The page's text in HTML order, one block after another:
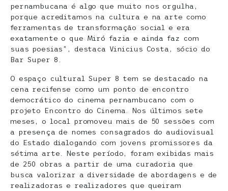
pernambucana é algo que muito nos orgulha,
porque acreditamos na cultura e na arte como
ferramentas de transformação social e era
exatamente o que Miró fazia e ainda faz com
suas poesias”, destaca Vinicius Costa, sócio do
Bar Super 8.
O espaço cultural Super 8 tem se destacado na
cena recifense como um ponto de encontro
democrático do cinema pernambucano com o
projeto Encontro do Cinema. Nos últimos sete
meses, o local promoveu mais de 50 sessões com
a presença de nomes consagrados do audiovisual
do Estado dialogando com jovens promissores da
sétima arte. Neste período, foram exibidas mais
de 250 obras a partir de uma curadoria que
busca valorizar a diversidade de abordagens e de
realizadoras e realizadores que queiram